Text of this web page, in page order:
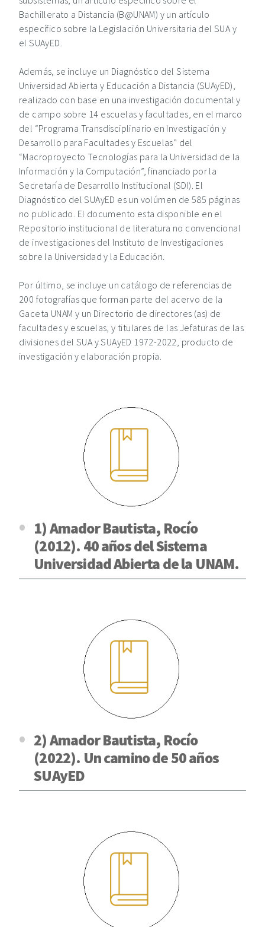
Bachillerato a Distancia (B@UNAM) y un artículo
específico sobre la Legislación Universitaria del SUA y
el SUAyED.
Además, se incluye un Diagnóstico del Sistema
Universidad Abierta y Educación a Distancia (SUAyED),
realizado con base en una investigación documental y
de campo sobre 14 escuelas y facultades, en el marco
del “Programa Transdisciplinario en Investigación y
Desarrollo para Facultades y Escuelas” del
“Macroproyecto Tecnologías para la Universidad de la
Información y la Computación”, financiado por la
Secretaría de Desarrollo Institucional (SDI). El
Diagnóstico del SUAyED es un volúmen de 585 páginas
no publicado. El documento esta disponible en el
Repositorio institucional de literatura no convencional
de investigaciones del Instituto de Investigaciones
sobre la Universidad y la Educación.
Por último, se incluye un catálogo de referencias de
200 fotografías que forman parte del acervo de la
Gaceta UNAM y un Directorio de directores (as) de
facultades y escuelas, y titulares de las Jefaturas de las
divisiones del SUA y SUAyED 1972-2022, producto de
investigación y elaboración propia.
1) Amador Bautista, Rocío
(2012). 40 años del Sistema
Universidad Abierta de la UNAM.
2) Amador Bautista, Rocío
(2022). Un camino de 50 años
SUAyED